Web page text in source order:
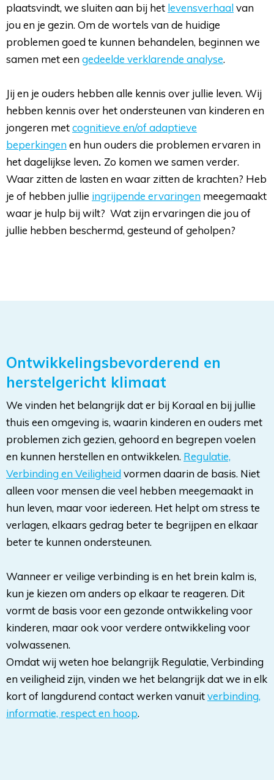
plaatsvindt, we sluiten aan bij het levensverhaalvan
jou en je gezin. Om de wortels van de huidige
problemen goed te kunnen behandelen, beginnen we
samen met eengedeelde verklarende analyse.
Jij en je ouders hebben alle kennis over jullie leven. Wij
hebben kennis over het ondersteunen van kinderen en
jongeren metcognitieve en/of adaptieve
beperkingenen hun ouders die problemen ervaren in
het dagelijkse leven. Zo komen we samen verder.
Waar zitten de lasten en waar zitten de krachten? Heb
je of hebben jullie ingrijpende ervaringen meegemaakt
waar je hulp bij wilt? Wat zijn ervaringen die jou of
jullie hebben beschermd, gesteund of geholpen?
Ontwikkelingsbevorderend en
herstelgericht klimaat
We vinden het belangrijk dat er bij Koraal en bij jullie
thuis een omgeving is, waarin kinderen en ouders met
problemen zich gezien, gehoord en begrepen voelen
en kunnen herstellen en ontwikkelen. Regulatie,
Verbinding en Veiligheid vormen daarin de basis. Niet
alleen voor mensen die veel hebben meegemaakt in
hun leven, maar voor iedereen. Het helpt om stress te
verlagen, elkaars gedrag beter te begrijpen en elkaar
beter te kunnen ondersteunen.
Wanneer er veilige verbinding is en het brein kalm is,
kun je kiezen om anders op elkaar te reageren. Dit
vormt de basis voor een gezonde ontwikkeling voor
kinderen, maar ook voor verdere ontwikkeling voor
volwassenen.
Omdat wij weten hoe belangrijk Regulatie, Verbinding
en veiligheid zijn, vinden we het belangrijk dat we in elk
kort of langdurend contact werken vanuitverbinding,
informatie, respect en hoop.